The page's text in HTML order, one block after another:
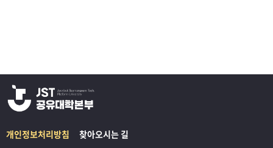
개인정보처리방침 찾아오시는 길